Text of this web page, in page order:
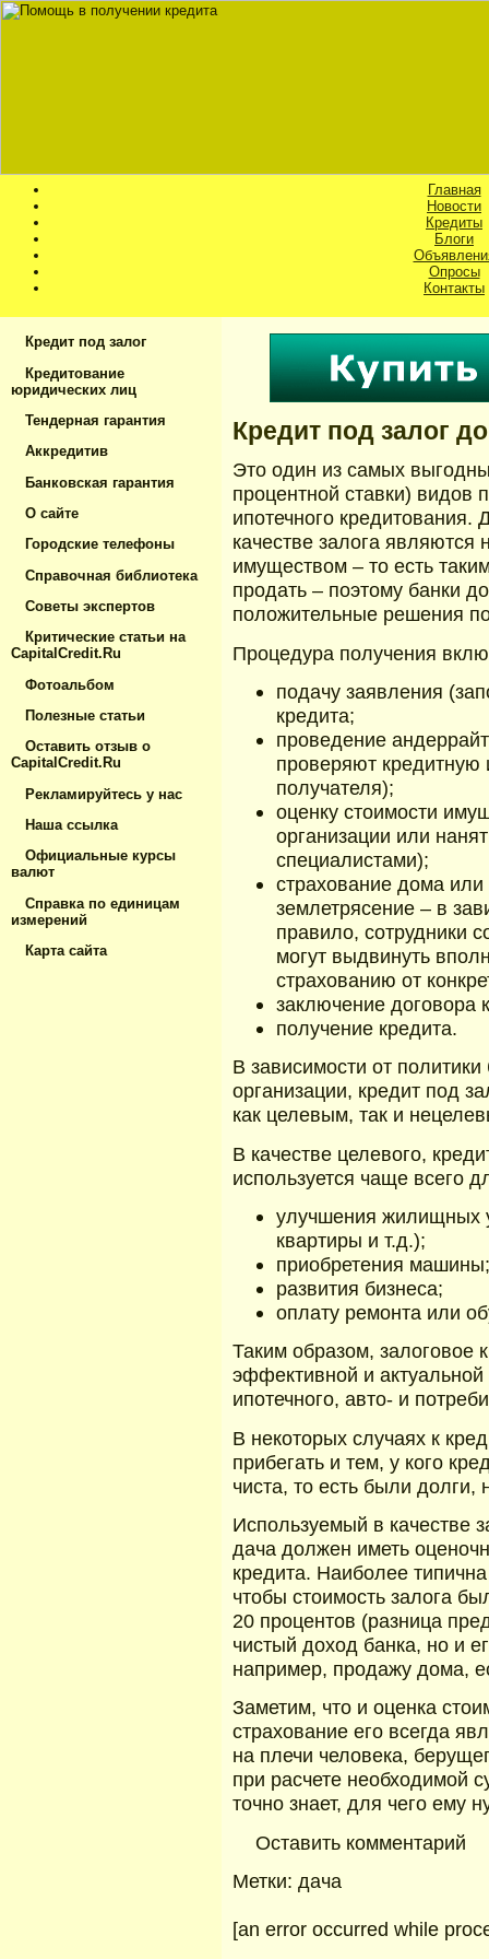
Главная
Новости
Кредиты
Блоги
Опросы
Контакты
Кредит под залог
Кредитование
юридических лиц
Тендерная гарантия
Аккредитив
Банковская гарантия
О сайте
Городские телефоны
Справочная библиотека
Советы экспертов
Критические статьи на
CapitalCredit.Ru
Фотоальбом
Полезные статьи
Оставить отзыв о
CapitalCredit.Ru
Рекламируйтесь у нас
Наша ссылка
Официальные курсы
валют
Справка по единицам
измерений
Карта сайта
Кредит под залог
Это один из самых
процентной ставки) видов
ипотечного кредитования.
качестве залога
имуществом – то есть
продать – поэтому банки
положительные решения
Процедура получения
подачу заявления
кредита;
проведение
проверяют кредитную
получателя);
оценку стоимости
организации или
специалистами);
страхование дома
землетрясение – в
правило, сотрудники
могут выдвинуть
страхованию от
заключение договора
получение кредита.
В зависимости от
организации, кредит под
как целевым, так и
В качестве целевого,
используется чаще всего
улучшения жилищных
квартиры и т.д.);
приобретения машины;
развития бизнеса;
оплату ремонта или
Таким образом, залоговое
эффективной и
ипотечного, авто- и
В некоторых случаях к
прибегать и тем, у кого
чиста, то есть были долги,
Используемый в качестве
дача должен иметь
кредита. Наиболее типична
чтобы стоимость залога
20 процентов (разница
чистый доход банка, но и
например, продажу дома,
Заметим, что и оценка
страхование его всегда
на плечи человека,
при расчете необходимой
точно знает, для чего ему
Оставить комментарий
Метки: дача
[an error occurred while